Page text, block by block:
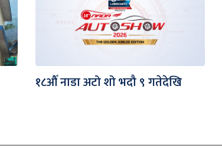
१८औँ नाडा अटो शो भदौ ९ गतेदेखि